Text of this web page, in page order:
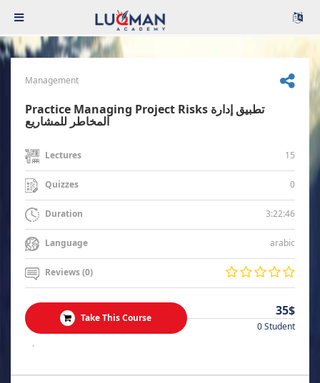
Management
Practice Managing Project Risks تطبيق إدارة
المخاطر للمشاريع
Lectures 15
Quizzes 0
Duration 3:22:46
Language arabic
Reviews (0)
Take This Course 35$
0 Student
.